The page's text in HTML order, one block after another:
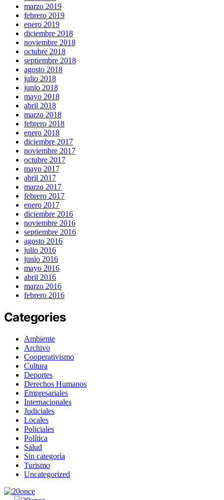
marzo 2019
febrero 2019
enero 2019
diciembre 2018
noviembre 2018
octubre 2018
septiembre 2018
agosto 2018
julio 2018
junio 2018
mayo 2018
abril 2018
marzo 2018
febrero 2018
enero 2018
diciembre 2017
noviembre 2017
octubre 2017
mayo 2017
abril 2017
marzo 2017
febrero 2017
enero 2017
diciembre 2016
noviembre 2016
septiembre 2016
agosto 2016
julio 2016
junio 2016
mayo 2016
abril 2016
marzo 2016
febrero 2016
Categories
Ambiente
Archivo
Cooperativismo
Cultura
Deportes
Derechos Humanos
Empresariales
Internacionales
Judiciales
Locales
Policiales
Política
Salud
Sin categoría
Turismo
Uncategorized